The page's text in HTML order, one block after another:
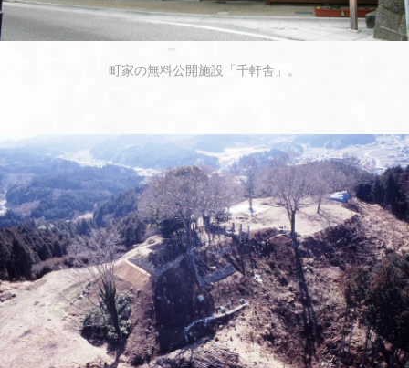
町家の無料公開施設「千軒舎」。